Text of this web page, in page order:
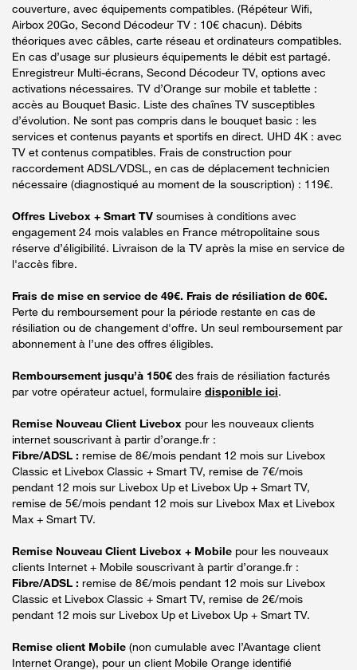
couverture, avec équipements compatibles. (Répéteur Wifi,
Airbox 20Go, Second Décodeur TV : 10€ chacun). Débits
théoriques avec câbles, carte réseau et ordinateurs compatibles.
En cas d’usage sur plusieurs équipements le débit est partagé.
Enregistreur Multi-écrans, Second Décodeur TV, options avec
activations nécessaires. TV d’Orange sur mobile et tablette :
accès au Bouquet Basic. Liste des chaînes TV susceptibles
d’évolution. Ne sont pas compris dans le bouquet basic : les
services et contenus payants et sportifs en direct. UHD 4K : avec
TV et contenus compatibles. Frais de construction pour
raccordement ADSL/VDSL, en cas de déplacement technicien
nécessaire (diagnostiqué au moment de la souscription) : 119€.
Offres Livebox + Smart TV soumises à conditions avec
engagement 24 mois valables en France métropolitaine sous
réserve d’éligibilité. Livraison de la TV après la mise en service de
l'accès fibre.
Frais de mise en service de 49€. Frais de résiliation de 60€.
Perte du remboursement pour la période restante en cas de
résiliation ou de changement d'offre. Un seul remboursement par
abonnement à l’une des offres éligibles.
Remboursement jusqu’à 150€ des frais de résiliation facturés
par votre opérateur actuel, formulaire disponible ici.
Remise Nouveau Client Livebox pour les nouveaux clients
internet souscrivant à partir d’orange.fr :
Fibre/ADSL : remise de 8€/mois pendant 12 mois sur Livebox
Classic et Livebox Classic + Smart TV, remise de 7€/mois
pendant 12 mois sur Livebox Up et Livebox Up + Smart TV,
remise de 5€/mois pendant 12 mois sur Livebox Max et Livebox
Max + Smart TV.
Remise Nouveau Client Livebox + Mobile pour les nouveaux
clients Internet + Mobile souscrivant à partir d’orange.fr :
Fibre/ADSL : remise de 8€/mois pendant 12 mois sur Livebox
Classic et Livebox Classic + Smart TV, remise de 2€/mois
pendant 12 mois sur Livebox Up et Livebox Up + Smart TV.
Remise client Mobile (non cumulable avec l’Avantage client
Internet Orange), pour un client Mobile Orange identifié